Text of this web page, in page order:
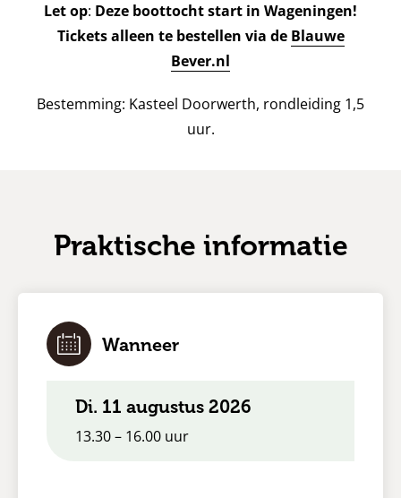
Let op: Deze boottocht start in Wageningen!
Tickets alleen te bestellen via de Blauwe
Bever.nl
Bestemming: Kasteel Doorwerth, rondleiding 1,5
uur.
Praktische informatie
Wanneer
di. 11 augustus 2026
13.30 – 16.00 uur